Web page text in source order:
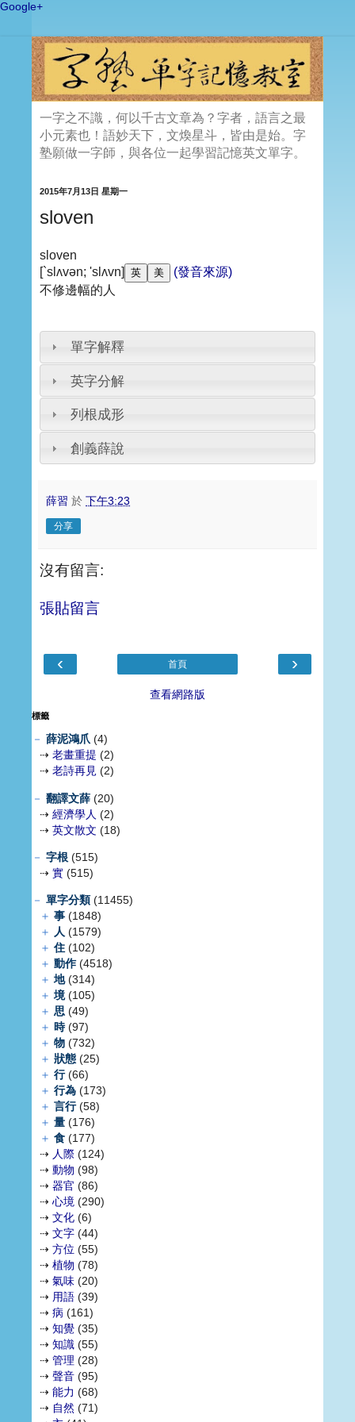
Google+
一字之不識，何以千古文章為？字者，語言之最
小元素也！語妙天下，文煥星斗，皆由是始。字
塾願做一字師，與各位一起學習記憶英文單字。
2015年7月13日 星期一
sloven
sloven
[`slʌvən; 'slʌvn]
(發音來源)
不修邊幅的人
單字解釋
英字分解
列根成形
創義薛說
薛習 於 下午3:23
分享
沒有留言:
張貼留言
‹ ›
首頁
查看網路版
標籤
－ 薛泥鴻爪 (4)
⇢ 老畫重提 (2)
⇢ 老詩再見 (2)
－ 翻譯文薛 (20)
⇢ 經濟學人 (2)
⇢ 英文散文 (18)
－ 字根 (515)
⇢ 實 (515)
－ 單字分類(11455)
＋ 事 (1848)
＋ 人 (1579)
＋ 住 (102)
＋ 動作(4518)
＋ 地(314)
＋ 境(105)
＋ 思 (49)
＋ 時(97)
＋ 物 (732)
＋ 狀態 (25)
＋ 行(66)
＋ 行為 (173)
＋ 言行(58)
＋ 量 (176)
＋ 食 (177)
⇢ 人際 (124)
⇢ 動物 (98)
⇢ 器官 (86)
⇢ 心境 (290)
⇢ 文化 (6)
⇢ 文字 (44)
⇢ 方位 (55)
⇢ 植物 (78)
⇢ 氣味 (20)
⇢ 用語 (39)
⇢ 病 (161)
⇢ 知覺 (35)
⇢ 知識 (55)
⇢ 管理 (28)
⇢ 聲音 (95)
⇢ 能力 (68)
⇢ 自然 (71)